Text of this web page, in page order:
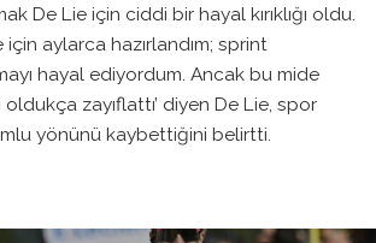
De Lie için ciddi bir hayal kırıklığı oldu.
için aylarca hazırlandım; sprint
hayal ediyordum. Ancak bu mide
zayıflattı’ diyen De Lie, spor
yönünü kaybettiğini belirtti.